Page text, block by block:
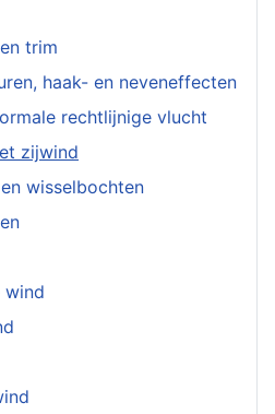
trim
haak- en neveneffecten
rechtlijnige vlucht
zijwind
wisselbochten
wind